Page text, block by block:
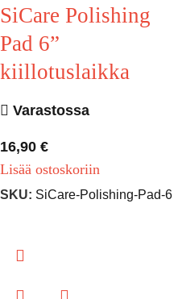
SiCare Polishing
Pad 6”
kiillotuslaikka
Varastossa
16,90 €
Lisää ostoskoriin
SKU: SiCare-Polishing-Pad-6